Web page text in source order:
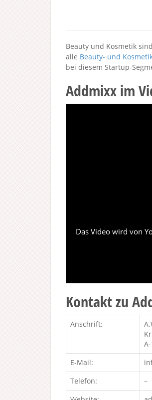
Beauty und Kosmetik
alle Beauty- und
bei diesem Startup-
Addmixx im
Das Video wird von
Kontakt zu
Anschrift:
E-Mail:
Telefon:
–